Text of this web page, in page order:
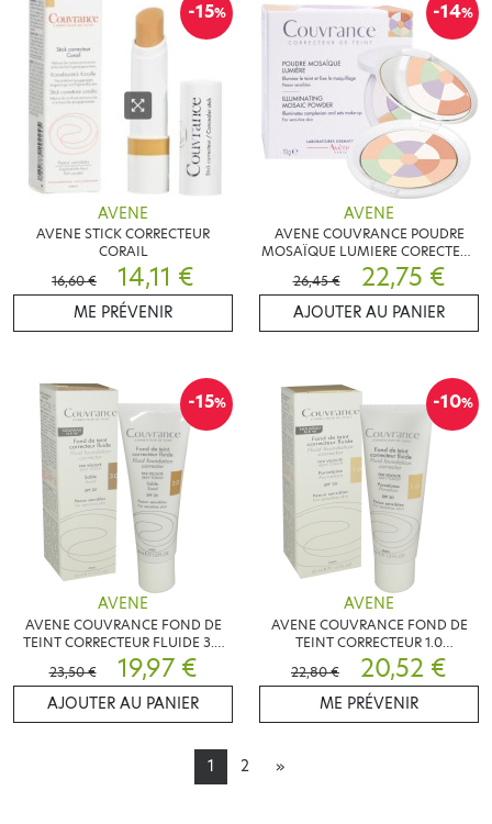
-15%
AVENE
AVENE STICK CORRECTEUR
CORAIL
16,60 €
14,11 €
ME PRÉVENIR
-14%
AVENE
AVENE COUVRANCE POUDRE
MOSAÏQUE LUMIERE CORECTEUR
DE TEINT 10G
26,45 € 22,75 €
AJOUTER AU PANIER
-15%
AVENE
AVENE COUVRANCE FOND DE
TEINT CORRECTEUR FLUIDE 3.0
SABLE 30 ML
23,50 € 19,97 €
AJOUTER AU PANIER
-10%
AVENE
AVENE COUVRANCE FOND DE
TEINT CORRECTEUR 1.0
PORCELAINE 30 ML
22,80 € 20,52 €
ME PRÉVENIR
1 2 »